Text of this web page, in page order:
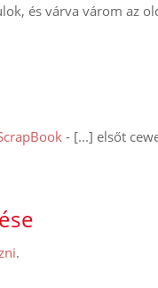
és várva várom az
- [...] elsőt
.